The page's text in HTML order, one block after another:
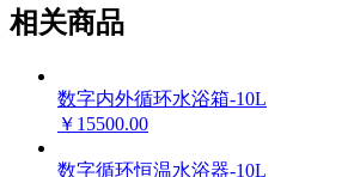
相关商品
数字内外循环水浴箱-10L
￥15500.00
数字循环恒温水浴器-10L